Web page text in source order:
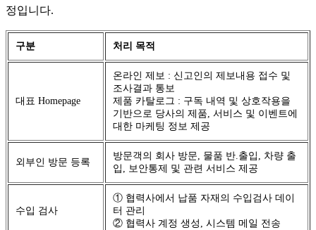
정입니다.
구분 처리 목적
대표 Homepage
온라인 제보 : 신고인의 제보내용 접수 및
조사결과 통보
제품 카탈로그 : 구독 내역 및 상호작용을
기반으로 당사의 제품, 서비스 및 이벤트에
대한 마케팅 정보 제공
외부인 방문 등록
방문객의 회사 방문, 물품 반.출입, 차량 출
입, 보안통제 및 관련 서비스 제공
수입 검사
① 협력사에서 납품 자재의 수입검사 데이
터 관리
② 협력사 계정 생성, 시스템 메일 전송